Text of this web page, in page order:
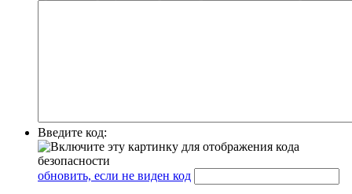
Введите код:
обновить, если не виден код